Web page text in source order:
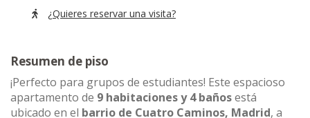
¿Quieres reservar una visita?
Resumen de piso
¡Perfecto para grupos de estudiantes! Este espacioso
apartamento de 9 habitaciones y 4 bañosestá
ubicado en el barrio de Cuatro Caminos, Madrid, a